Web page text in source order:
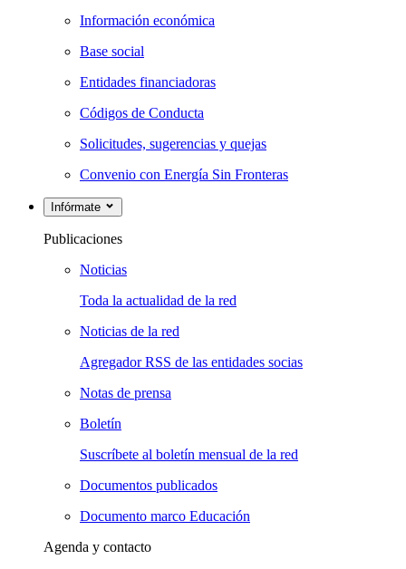
Información económica
Base social
Entidades financiadoras
Códigos de Conducta
Solicitudes, sugerencias y quejas
Convenio con Energía Sin Fronteras
Infórmate
Publicaciones
Noticias
Toda la actualidad de la red
Noticias de la red
Agregador RSS de las entidades socias
Notas de prensa
Boletín
Suscríbete al boletín mensual de la red
Documentos publicados
Documento marco Educación
Agenda y contacto